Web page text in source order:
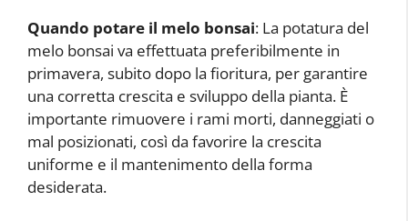
Quando potare il melo bonsai: La potatura del
melo bonsai va effettuata preferibilmente in
primavera, subito dopo la fioritura, per garantire
una corretta crescita e sviluppo della pianta. È
importante rimuovere i rami morti, danneggiati o
mal posizionati, così da favorire la crescita
uniforme e il mantenimento della forma
desiderata.